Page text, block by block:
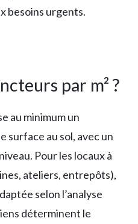
besoins urgents.
par m² ?
au minimum un
surface au sol, avec un
Pour les locaux à
ateliers, entrepôts),
selon l’analyse
déterminent le